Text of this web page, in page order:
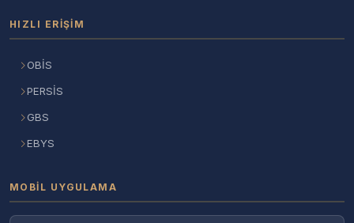
HIZLI ERIŞIM
OBİS
PERSİS
GBS
EBYS
MOBIL UYGULAMA